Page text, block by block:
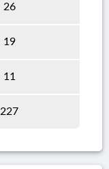
26
19
11
227